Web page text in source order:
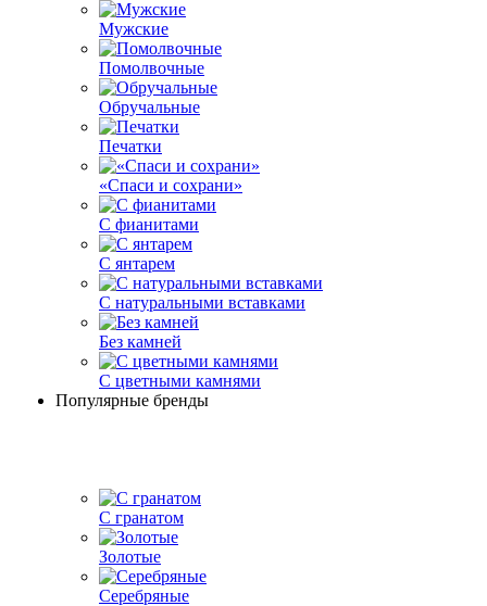
Мужские
Помолвочные
Обручальные
Печатки
«Спаси и сохрани»
С фианитами
С янтарем
С натуральными вставками
Без камней
С цветными камнями
Популярные бренды
С гранатом
Золотые
Серебряные